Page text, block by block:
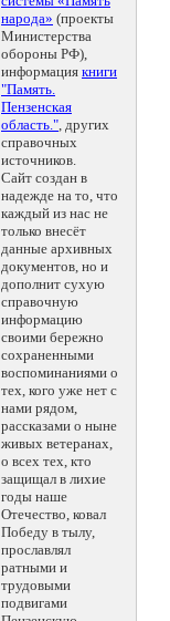
народа» (проекты
Министерства
обороны РФ),
информация книги
"Память.
Пензенская
область.", других
справочных
источников.
Сайт создан в
надежде на то, что
каждый из нас не
только внесёт
данные архивных
документов, но и
дополнит сухую
справочную
информацию
своими бережно
сохраненными
воспоминаниями о
тех, кого уже нет с
нами рядом,
рассказами о ныне
живых ветеранах,
о всех тех, кто
защищал в лихие
годы наше
Отечество, ковал
Победу в тылу,
прославлял
ратными и
трудовыми
подвигами